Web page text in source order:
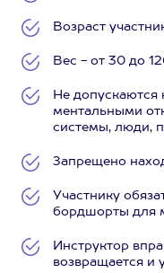
Возраст
Вес - от 30 до
Не
ментальными
системы, люди,
Запрещено
Участнику
бордшорты для
Инструктор
возвращается и